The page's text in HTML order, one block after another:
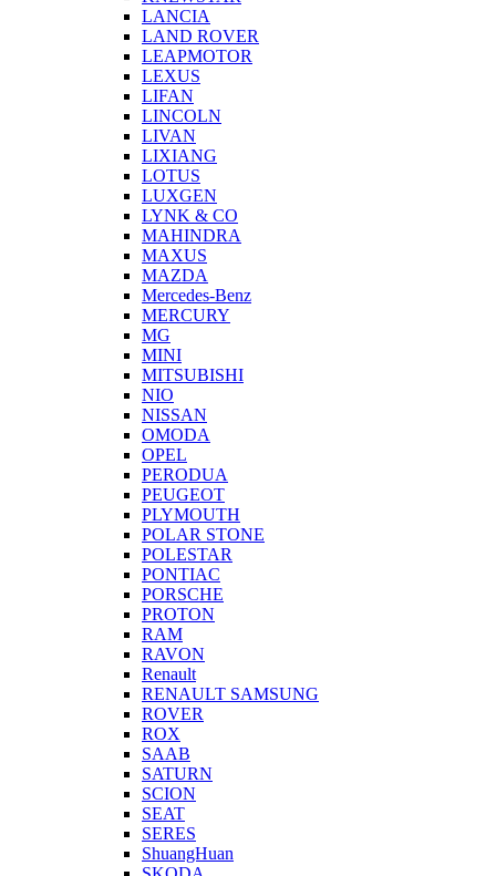
LANCIA
LAND ROVER
LEAPMOTOR
LEXUS
LIFAN
LINCOLN
LIVAN
LIXIANG
LOTUS
LUXGEN
LYNK & CO
MAHINDRA
MAXUS
MAZDA
Mercedes-Benz
MERCURY
MG
MINI
MITSUBISHI
NIO
NISSAN
OMODA
OPEL
PERODUA
PEUGEOT
PLYMOUTH
POLAR STONE
POLESTAR
PONTIAC
PORSCHE
PROTON
RAM
RAVON
Renault
RENAULT SAMSUNG
ROVER
ROX
SAAB
SATURN
SCION
SEAT
SERES
ShuangHuan